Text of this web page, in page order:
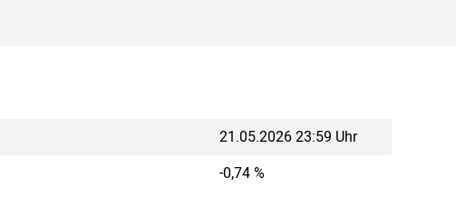
21.05.2026 23:59 Uhr
-0,74 %